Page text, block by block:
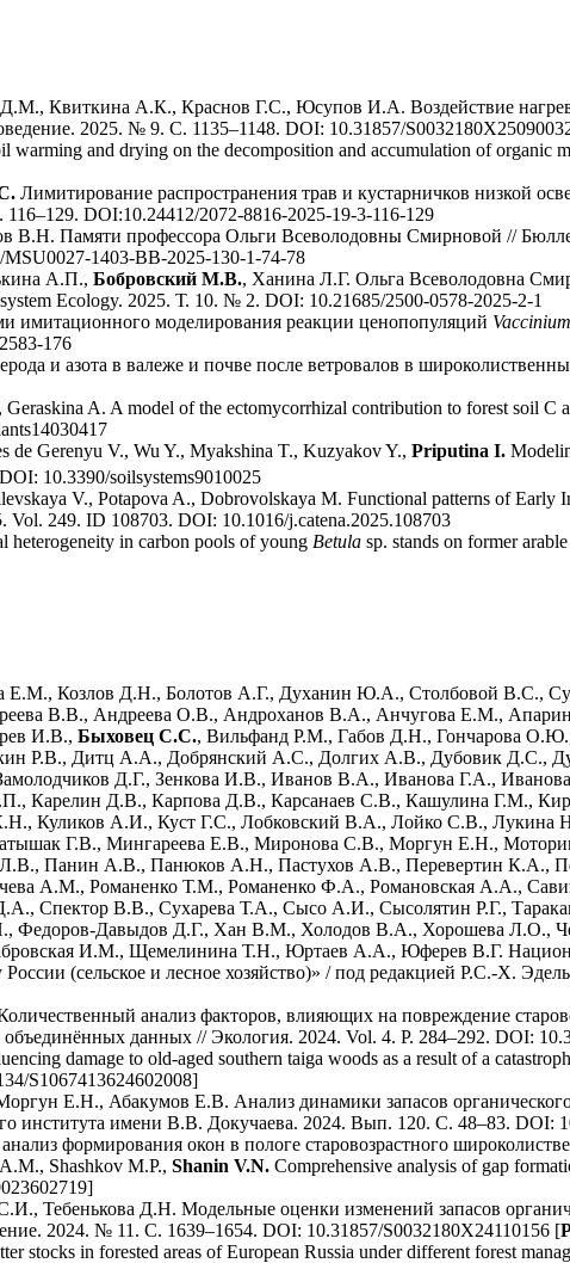
Д.М., Квиткина А.К., Краснов Г.С., Юсупов И.А. Воздействие
2025. № 9. C. 1135–1148. DOI: 10.31857/
and drying on the decomposition and accumulation of organic
Лимитирование распространения трав и кустарничков низкой
DOI:10.24412/2072-8816-2025-19-3-116-129
В.Н. Памяти профессора Ольги Всеволодовны Смирновой //
1403-BB-2025-130-1-74-78
А.П., Бобровский М.В., Ханина Л.Г. Ольга Всеволодовна
Ecology. 2025. Т. 10. № 2. DOI: 10.21685/2500-0578-2025-2-1
имитационного моделирования реакции ценопопуляций
176
и азота в валеже и почве после ветровалов в
, Geraskina A. A model of the ectomycorrhizal contribution to forest soil
de Gerenyu V., Wu Y., Myakshina T., Kuzyakov Y., Priputina I.
10.3390/soilsystems9010025
V., Potapova A., Dobrovolskaya M. Functional patterns of Early
Vol. 249. ID 108703. DOI: 10.1016/j.catena.2025.108703
heterogeneity in carbon pools of young Betula sp. stands on former
Е.М., Козлов Д.Н., Болотов А.Г., Духанин Ю.А., Столбовой В.С.,
В.В., Андреева О.В., Андроханов В.А., Анчугова Е.М.,
И.В., Быховец С.С., Вильфанд Р.М., Габов Д.Н., Гончарова
Р.В., Дитц А.А., Добрянский А.С., Долгих А.В., Дубовик
Д.Г., Зенкова И.В., Иванов В.А., Иванова Г.А.,
Карелин Д.В., Карпова Д.В., Карсанаев С.В., Кашулина Г.М.,
Куликов А.И., Куст Г.С., Лобковский В.А., Лойко С.В., Лукина
Г.В., Мингареева Е.В., Миронова С.В., Моргун Е.Н.,
Панин А.В., Панюков А.Н., Пастухов А.В., Перевертин К.А.,
А.М., Романенко Т.М., Романенко Ф.А., Романовская А.А.,
Спектор В.В., Сухарева Т.А., Сысо А.И., Сысолятин Р.Г.,
Давыдов Д.Г., Хан В.М., Холодов В.А., Хорошева Л.О.,
И.М., Щемелинина Т.Н., Юртаев А.А., Юферев В.Г.
России (сельское и лесное хозяйство)» / под редакцией Р.С.-Х.
анализ факторов, влияющих на повреждение
данных // Экология. 2024. Vol. 4. P. 284–292. DOI:
damage to old-aged southern taiga woods as a result of a
S1067413624602008]
Е.Н., Абакумов Е.В. Анализ динамики запасов
института имени В.В. Докучаева. 2024. Вып. 120. С. 48–83. DOI:
формирования окон в пологе старовозрастного
Shashkov M.P., Shanin V.N. Comprehensive analysis of gap
Тебенькова Д.Н. Модельные оценки изменений запасов
2024. № 11. С. 1639–1654. DOI: 10.31857/S0032180X24110156 [
stocks in forested areas of European Russia under different forest